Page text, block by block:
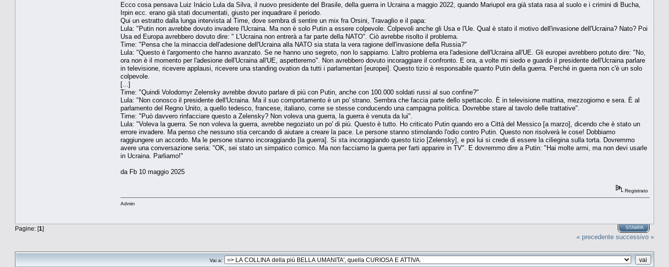
Ecco cosa pensava Luiz Inácio Lula da Silva, il nuovo presidente del Brasile, della guerra in Ucraina a maggio 2022, quando Mariupol era già stata rasa al suolo e i crimini di Bucha,
Irpin ecc. erano già stati documentati, giusto per inquadrare il periodo.
Qui un estratto dalla lunga intervista al Time, dove sembra di sentire un mix fra Orsini, Travaglio e il papa:
Lula: "Putin non avrebbe dovuto invadere l'Ucraina. Ma non è solo Putin a essere colpevole. Colpevoli anche gli Usa e l'Ue. Qual è stato il motivo dell'invasione dell'Ucraina? Nato? Poi
Usa ed Europa avrebbero dovuto dire: " L'Ucraina non entrerà a far parte della NATO". Ciò avrebbe risolto il problema.
Time: "Pensa che la minaccia dell'adesione dell'Ucraina alla NATO sia stata la vera ragione dell'invasione della Russia?"
Lula: "Questo è l'argomento che hanno avanzato. Se ne hanno uno segreto, non lo sappiamo. L'altro problema era l'adesione dell'Ucraina all'UE. Gli europei avrebbero potuto dire: "No,
ora non è il momento per l'adesione dell'Ucraina all'UE, aspetteremo". Non avrebbero dovuto incoraggiare il confronto. E ora, a volte mi siedo e guardo il presidente dell'Ucraina parlare
in televisione, ricevere applausi, ricevere una standing ovation da tutti i parlamentari [europei]. Questo tizio è responsabile quanto Putin della guerra. Perché in guerra non c'è un solo
colpevole.
[...]
Time: "Quindi Volodomyr Zelensky avrebbe dovuto parlare di più con Putin, anche con 100.000 soldati russi al suo confine?"
Lula: "Non conosco il presidente dell'Ucraina. Ma il suo comportamento è un po' strano. Sembra che faccia parte dello spettacolo. È in televisione mattina, mezzogiorno e sera. È al
parlamento del Regno Unito, a quello tedesco, francese, italiano, come se stesse conducendo una campagna politica. Dovrebbe stare al tavolo delle trattative".
Time: "Può davvero rinfacciare questo a Zelensky? Non voleva una guerra, la guerra è venuta da lui".
Lula: "Voleva la guerra. Se non voleva la guerra, avrebbe negoziato un po' di più. Questo è tutto. Ho criticato Putin quando ero a Città del Messico [a marzo], dicendo che è stato un
errore invadere. Ma penso che nessuno stia cercando di aiutare a creare la pace. Le persone stanno stimolando l'odio contro Putin. Questo non risolverà le cose! Dobbiamo
raggiungere un accordo. Ma le persone stanno incoraggiando [la guerra]. Si sta incoraggiando questo tizio [Zelensky], e poi lui si crede di essere la ciliegina sulla torta. Dovremmo
avere una conversazione seria: "OK, sei stato un simpatico comico. Ma non facciamo la guerra per farti apparire in TV". E dovremmo dire a Putin: "Hai molte armi, ma non devi usarle
in Ucraina. Parliamo!"
da Fb 10 maggio 2025
Registrato
Admin
Pagine: [1] STAMPA
« precedente successivo »
Vai a: